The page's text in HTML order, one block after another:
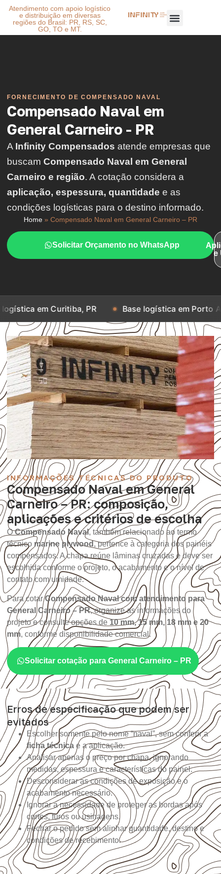
Atendimento com apoio logístico
e distribuição em diversas
regiões do Brasil: PR, RS, SC,
GO, TO e MT.
FORNECIMENTO DE COMPENSADO NAVAL
Compensado Naval em
General Carneiro - PR
A Infinity Compensados atende empresas que
buscam Compensado Naval em General
Carneiro e região. A cotação considera a
aplicação, espessura, quantidade e as
condições logísticas para o destino informado.
Home » Compensado Naval em General Carneiro – PR
Solicitar Orçamento no WhatsApp
e
PR Base logística em Porto Alegre, RS
INFORMAÇÕES TÉCNICAS DO PRODUTO
Compensado Naval em General
Carneiro – PR: composição,
aplicações e critérios de escolha
OCompensado Naval, também relacionado ao termo
técnico marine plywood, pertence à categoria dos painéis
compensados. A chapa reúne lâminas cruzadas e deve ser
escolhida conforme o projeto, o acabamento e o nível de
contato com umidade.
Para cotarCompensado Naval com atendimento para
General Carneiro – PR, organize as informações do
projeto e consulte opções de 10 mm, 15 mm, 18 mm e 20
mm, conforme disponibilidade comercial.
Solicitar cotação para General Carneiro – PR
Erros de especificação que podem ser
evitados
Escolher somente pelo nome “naval”, sem conferir a
ficha técnica e a aplicação.
Analisar apenas o preço por chapa, ignorando
medidas, espessura e características do painel.
Desconsiderar as condições de exposição e o
acabamento necessário.
Ignorar a necessidade de proteger as bordas após
cortes, furos ou usinagens.
Fechar o pedido sem alinhar quantidade, destino e
condições de recebimento.